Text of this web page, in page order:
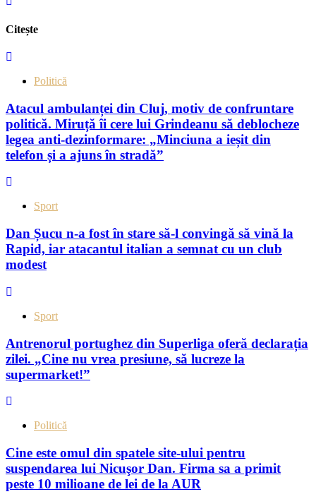
Citește
Politică
Atacul ambulanței din Cluj, motiv de confruntare
politică. Miruță îi cere lui Grindeanu să deblocheze
legea anti-dezinformare: „Minciuna a ieșit din
telefon și a ajuns în stradă”
Sport
Dan Șucu n-a fost în stare să-l convingă să vină la
Rapid, iar atacantul italian a semnat cu un club
modest
Sport
Antrenorul portughez din Superliga oferă declarația
zilei. „Cine nu vrea presiune, să lucreze la
supermarket!”
Politică
Cine este omul din spatele site-ului pentru
suspendarea lui Nicuşor Dan. Firma sa a primit
peste 10 milioane de lei de la AUR